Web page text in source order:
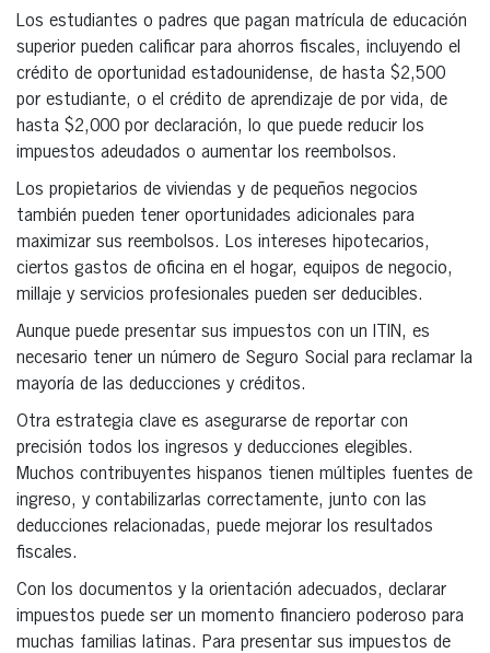
Los estudiantes o padres que pagan matrícula de educación
superior pueden calificar para ahorros fiscales, incluyendo el
crédito de oportunidad estadounidense, de hasta $2,500
por estudiante, o el crédito de aprendizaje de por vida, de
hasta $2,000 por declaración, lo que puede reducir los
impuestos adeudados o aumentar los reembolsos.
Los propietarios de viviendas y de pequeños negocios
también pueden tener oportunidades adicionales para
maximizar sus reembolsos. Los intereses hipotecarios,
ciertos gastos de oficina en el hogar, equipos de negocio,
millaje y servicios profesionales pueden ser deducibles.
Aunque puede presentar sus impuestos con un ITIN, es
necesario tener un número de Seguro Social para reclamar la
mayoría de las deducciones y créditos.
Otra estrategia clave es asegurarse de reportar con
precisión todos los ingresos y deducciones elegibles.
Muchos contribuyentes hispanos tienen múltiples fuentes de
ingreso, y contabilizarlas correctamente, junto con las
deducciones relacionadas, puede mejorar los resultados
fiscales.
Con los documentos y la orientación adecuados, declarar
impuestos puede ser un momento financiero poderoso para
muchas familias latinas. Para presentar sus impuestos de